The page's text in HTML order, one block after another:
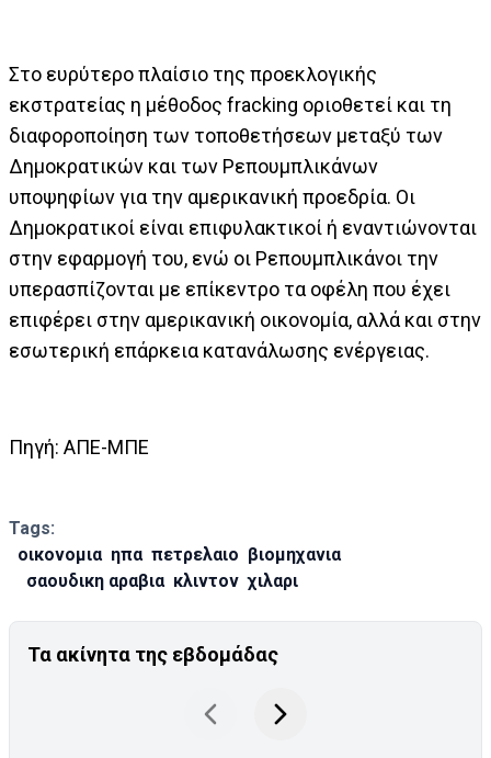
Στο ευρύτερο πλαίσιο της προεκλογικής
εκστρατείας η μέθοδος fracking οριοθετεί και τη
διαφοροποίηση των τοποθετήσεων μεταξύ των
Δημοκρατικών και των Ρεπουμπλικάνων
υποψηφίων για την αμερικανική προεδρία. Οι
Δημοκρατικοί είναι επιφυλακτικοί ή εναντιώνονται
στην εφαρμογή του, ενώ οι Ρεπουμπλικάνοι την
υπερασπίζονται με επίκεντρο τα οφέλη που έχει
επιφέρει στην αμερικανική οικονομία, αλλά και στην
εσωτερική επάρκεια κατανάλωσης ενέργειας.
Πηγή: ΑΠΕ-ΜΠΕ
Tags:
οικονομια ηπα πετρελαιο βιομηχανια
σαουδικη αραβια κλιντον χιλαρι
Τα ακίνητα της εβδομάδας